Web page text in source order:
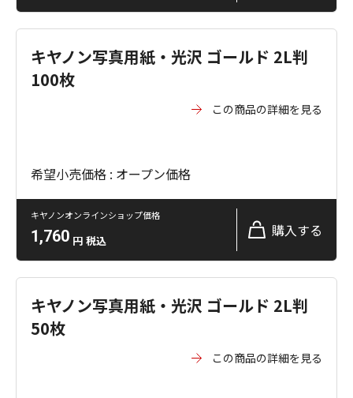
キヤノン写真用紙・光沢 ゴールド 2L判
100枚
この商品の詳細を見る
希望小売価格 : オープン価格
キヤノンオンラインショップ価格
1,760 円 税込
購入する
キヤノン写真用紙・光沢 ゴールド 2L判
50枚
この商品の詳細を見る